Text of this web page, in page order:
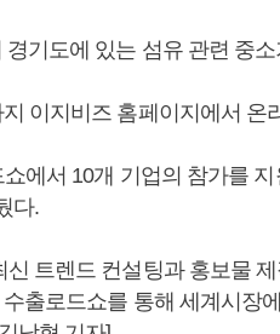
기도에 있는 섬유 관련 중
이지비즈 홈페이지에서 온
에서 10개 기업의 참가를
다.
신 트렌드 컨설팅과 홍보물
수출로드쇼를 통해 세계시장